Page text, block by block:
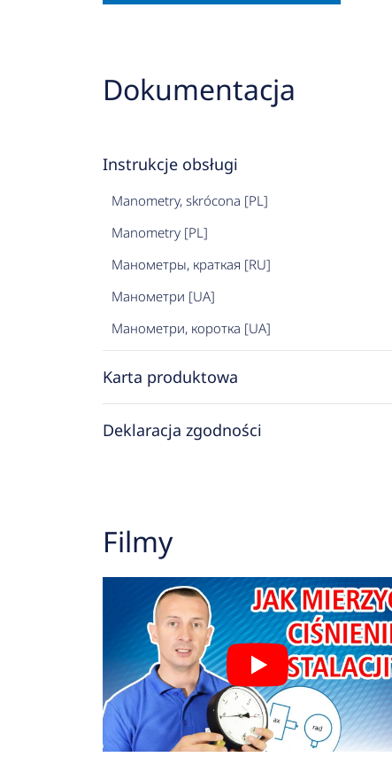
Dokumentacja
Instrukcje obsługi
Manometry, skrócona [PL]
Manometry [PL]
Манометры, краткая [RU]
Манометри [UA]
Манометри, коротка [UA]
Karta produktowa
Deklaracja zgodności
Filmy